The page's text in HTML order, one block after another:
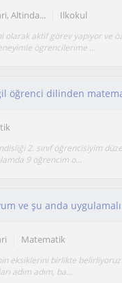
Altinda... Ilkokul
olarak aktif görev yapiyor ve
ögrencilerime ...
öğrenci dilinden
2. sınıf öğrencisiyim
9 öğrencim o...
Matematik
eksiklerini birlikte
adım adım, ba...